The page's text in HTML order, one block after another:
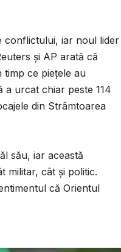
conflictului, iar noul lider
și AP arată că
ce piețele au
a urcat chiar peste 114
din Strâmtoarea
său, iar această
militar, cât și politic.
că Orientul